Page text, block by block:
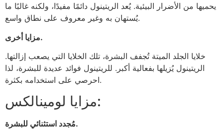
يحميها من الأضرار البيئية. يُعد الريتينول دائمًا مفيدًا، ولكنه غالبًا ما
يُستهان به وغير معروف على نطاق واسع.
مزايا أخرى.
خلايا الجلد الميتة تُجفف البشرة، تلك الخلايا التي يصعب إزالتها.
الريتينول يُزيلها بفعالية أكبر. للريتينول فوائد عديدة للبشرة، لذا
احرصي على استخدامه بكثرة.
مزايا لومينالكس:
مُجدد استثنائي للبشرة.